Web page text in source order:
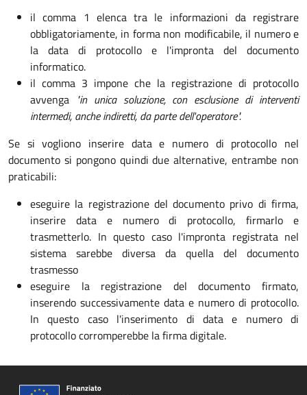
il comma 1 elenca tra le informazioni da registrare
obbligatoriamente, in forma non modificabile, il numero e
la data di protocollo e l'impronta del documento
informatico.
il comma 3 impone che la registrazione di protocollo
avvenga "in unica soluzione, con esclusione di interventi
intermedi, anche indiretti, da parte dell'operatore".
Se si vogliono inserire data e numero di protocollo nel
documento si pongono quindi due alternative, entrambe non
praticabili:
eseguire la registrazione del documento privo di firma,
inserire data e numero di protocollo, firmarlo e
trasmetterlo. In questo caso l'impronta registrata nel
sistema sarebbe diversa da quella del documento
trasmesso
eseguire la registrazione del documento firmato,
inserendo successivamente data e numero di protocollo.
In questo caso l'inserimento di data e numero di
protocollo corromperebbe la firma digitale.